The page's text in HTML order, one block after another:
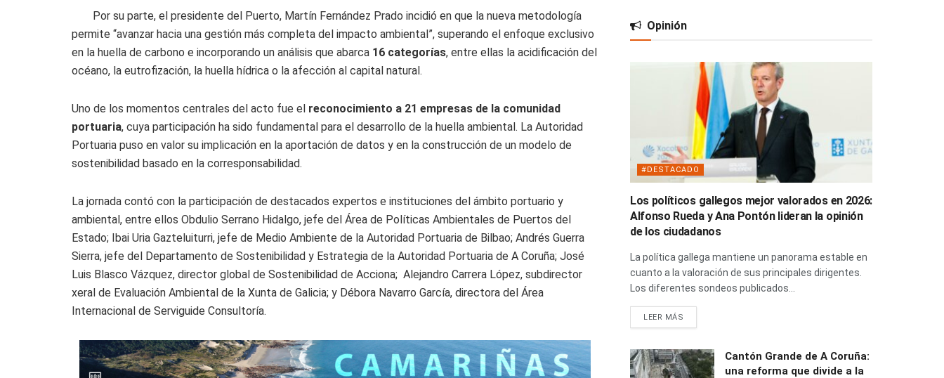
Por su parte, el presidente del Puerto, Martín Fernández Prado incidió en que la nueva metodología
permite “avanzar hacia una gestión más completa del impacto ambiental”, superando el enfoque exclusivo
en la huella de carbono e incorporando un análisis que abarca 16 categorías, entre ellas la acidificación del
océano, la eutrofización, la huella hídrica o la afección al capital natural.
Uno de los momentos centrales del acto fue el reconocimiento a 21 empresas de la comunidad
portuaria, cuya participación ha sido fundamental para el desarrollo de la huella ambiental. La Autoridad
Portuaria puso en valor su implicación en la aportación de datos y en la construcción de un modelo de
sostenibilidad basado en la corresponsabilidad.
La jornada contó con la participación de destacados expertos e instituciones del ámbito portuario y
ambiental, entre ellos Obdulio Serrano Hidalgo, jefe del Área de Políticas Ambientales de Puertos del
Estado; Ibai Uria Gazteluiturri, jefe de Medio Ambiente de la Autoridad Portuaria de Bilbao; Andrés Guerra
Sierra, jefe del Departamento de Sostenibilidad y Estrategia de la Autoridad Portuaria de A Coruña; José
Luis Blasco Vázquez, director global de Sostenibilidad de Acciona; Alejandro Carrera López, subdirector
xeral de Evaluación Ambiental de la Xunta de Galicia; y Débora Navarro García, directora del Área
Internacional de Serviguide Consultoría.
Opinión
#DESTACADO
Los políticos gallegos mejor valorados en 2026:
Alfonso Rueda y Ana Pontón lideran la opinión
de los ciudadanos
La política gallega mantiene un panorama estable en
cuanto a la valoración de sus principales dirigentes.
Los diferentes sondeos publicados...
LEER MÁS
Cantón Grande de A Coruña:
una reforma que divide a la